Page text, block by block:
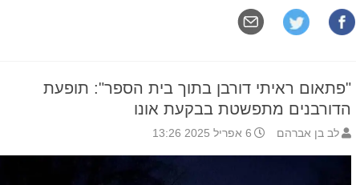
"פתאום ראיתי דורבן בתוך בית הספר": תופעת
הדורבנים מתפשטת בבקעת אונו
לב בן אברהם 6 אפריל 2025 13:26